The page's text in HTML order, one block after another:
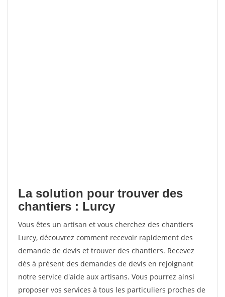
La solution pour trouver des
chantiers : Lurcy
Vous êtes un artisan et vous cherchez des chantiers
Lurcy, découvrez comment recevoir rapidement des
demande de devis et trouver des chantiers. Recevez
dès à présent des demandes de devis en rejoignant
notre service d'aide aux artisans. Vous pourrez ainsi
proposer vos services à tous les particuliers proches de